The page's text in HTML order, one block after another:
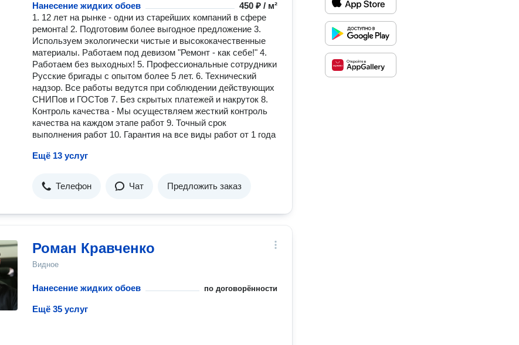
Нанесение жидких обоев
450 ₽ / м²
1. 12 лет на рынке - одни из старейших компаний в сфере
ремонта! 2. Подготовим более выгодное предложение 3.
Используем экологически чистые и высококачественные
материалы. Работаем под девизом "Ремонт - как себе!" 4.
Работаем без выходных! 5. Профессиональные сотрудники
Русские бригады с опытом более 5 лет. 6. Технический
надзор. Все работы ведутся при соблюдении действующих
СНИПов и ГОСТов 7. Без скрытых платежей и накруток 8.
Контроль качества - Мы осуществляем жесткий контроль
качества на каждом этапе работ 9. Точный срок
выполнения работ 10. Гарантия на все виды работ от 1 года
Ещё 13 услуг
Телефон Чат Предложить заказ
Роман Кравченко
Видное
Нанесение жидких обоев по договорённости
Ещё 35 услуг